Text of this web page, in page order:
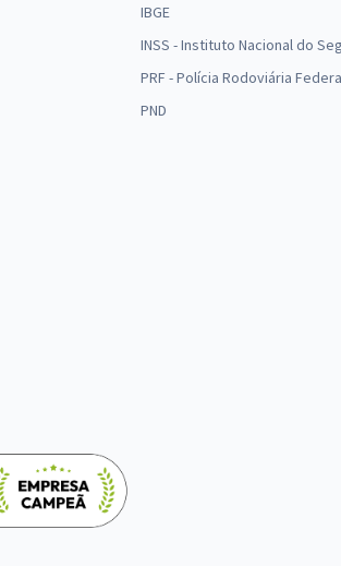
IBGE
INSS - Instituto Nacional do
PRF - Polícia Rodoviária
PND